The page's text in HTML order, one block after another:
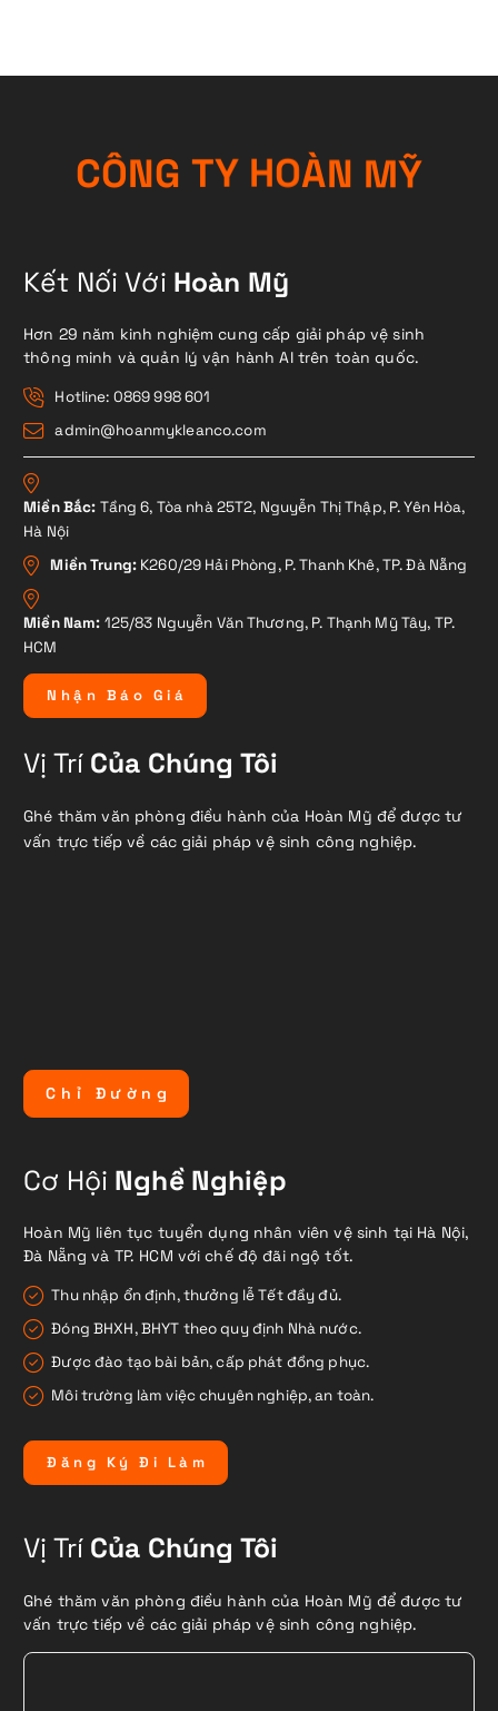
CÔNG TY HOÀN MỸ
Kết Nối Với Hoàn Mỹ
Hơn 29 năm kinh nghiệm cung cấp giải pháp vệ sinh
thông minh và quản lý vận hành AI trên toàn quốc.
Hotline: 0869 998 601
admin@hoanmykleanco.com
Miền Bắc: Tầng 6, Tòa nhà 25T2, Nguyễn Thị Thập, P. Yên Hòa,
Hà Nội
Miền Trung: K260/29 Hải Phòng, P. Thanh Khê, TP. Đà Nẵng
Miền Nam: 125/83 Nguyễn Văn Thương, P. Thạnh Mỹ Tây, TP.
HCM
N hậ n B á o G i á
Vị TríCủa Chúng Tôi
Ghé thăm văn phòng điều hành của Hoàn Mỹ để được tư
vấn trực tiếp về các giải pháp vệ sinh công nghiệp.
C h ỉ Đ ư ờ n g
Cơ Hội Nghề Nghiệp
Hoàn Mỹ liên tục tuyển dụng nhân viên vệ sinh tại Hà Nội,
Đà Nẵng và TP. HCM với chế độ đãi ngộ tốt.
Thu nhập ổn định, thưởng lễ Tết đầy đủ.
Đóng BHXH, BHYT theo quy định Nhà nước.
Được đào tạo bài bản, cấp phát đồng phục.
Môi trường làm việc chuyên nghiệp, an toàn.
Đ ă n g Ký Đ i L à m
Vị TríCủa Chúng Tôi
Ghé thăm văn phòng điều hành của Hoàn Mỹ để được tư
vấn trực tiếp về các giải pháp vệ sinh công nghiệp.